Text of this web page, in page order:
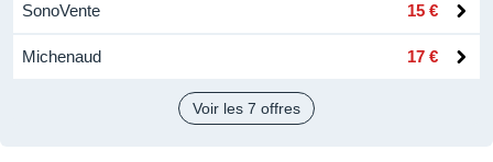
SonoVente 15 €
Michenaud 17 €
Voir les 7 offres